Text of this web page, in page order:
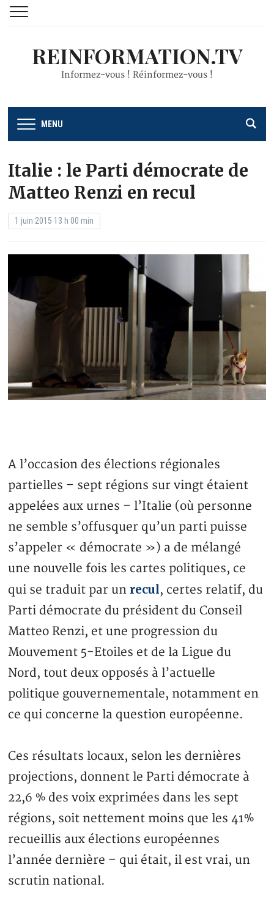
REINFORMATION.TV
Informez-vous ! Réinformez-vous !
MENU
Italie : le Parti démocrate de
Matteo Renzi en recul
1 juin 2015 13 h 00 min
A l’occasion des élections régionales
partielles – sept régions sur vingt étaient
appelées aux urnes – l’Italie (où personne
ne semble s’offusquer qu’un parti puisse
s’appeler « démocrate ») a de mélangé
une nouvelle fois les cartes politiques, ce
qui se traduit par un recul, certes relatif, du
Parti démocrate du président du Conseil
Matteo Renzi, et une progression du
Mouvement 5-Etoiles et de la Ligue du
Nord, tout deux opposés à l’actuelle
politique gouvernementale, notamment en
ce qui concerne la question européenne.
Ces résultats locaux, selon les dernières
projections, donnent le Parti démocrate à
22,6 % des voix exprimées dans les sept
régions, soit nettement moins que les 41%
recueillis aux élections européennes
l’année dernière – qui était, il est vrai, un
scrutin national.